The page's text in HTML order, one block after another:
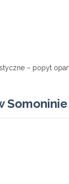
– popyt
Somoninie